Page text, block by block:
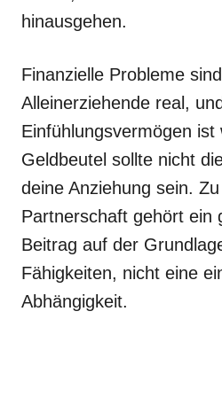
hinausgehen.
Finanzielle Probleme
Alleinerziehende real, und
Einfühlungsvermögen ist
Geldbeutel sollte nicht
deine Anziehung sein.
Partnerschaft gehört ein
Beitrag auf der
Fähigkeiten, nicht eine
Abhängigkeit.